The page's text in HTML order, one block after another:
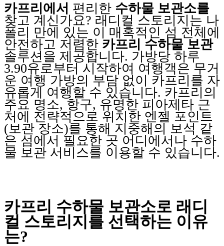
카프리에서 편리한 수하물 보관소를
찾고 계신가요? 래디컬 스토리지는 나
폴리 만에 있는 이 매혹적인 섬 전체에
안전하고 저렴한 카프리 수하물 보관
솔루션을 제공합니다. 가방당 하루
3.90유로부터 시작하여 여행객은 무거
운 여행 가방의 부담 없이 카프리를 자
유롭게 여행할 수 있습니다. 카프리의
주요 명소, 항구, 유명한 피아제타 근
처에 전략적으로 위치한 엔젤 포인트
(보관 장소)를 통해 지중해의 보석 같
은 섬에서 필요한 곳 어디에서나 수하
물 보관 서비스를 이용할 수 있습니다.
카프리 수하물 보관소로 래디
컬 스토리지를 선택하는 이유
는?